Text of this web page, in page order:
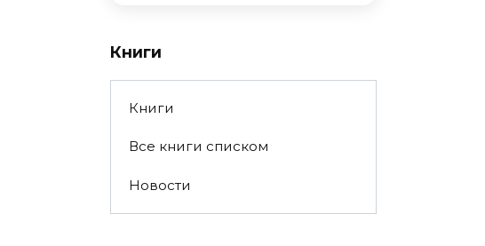
Книги
Книги
Все книги списком
Новости